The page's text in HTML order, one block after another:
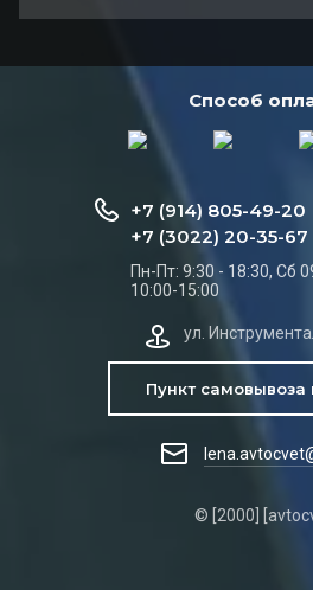
Способ
© [2000]
+7 (914) 805-49-20
+7 (3022) 20-35-67
Пн-Пт: 9:30 - 18:30, Сб
10:00-15:00
ул.
Пункт самовывоза